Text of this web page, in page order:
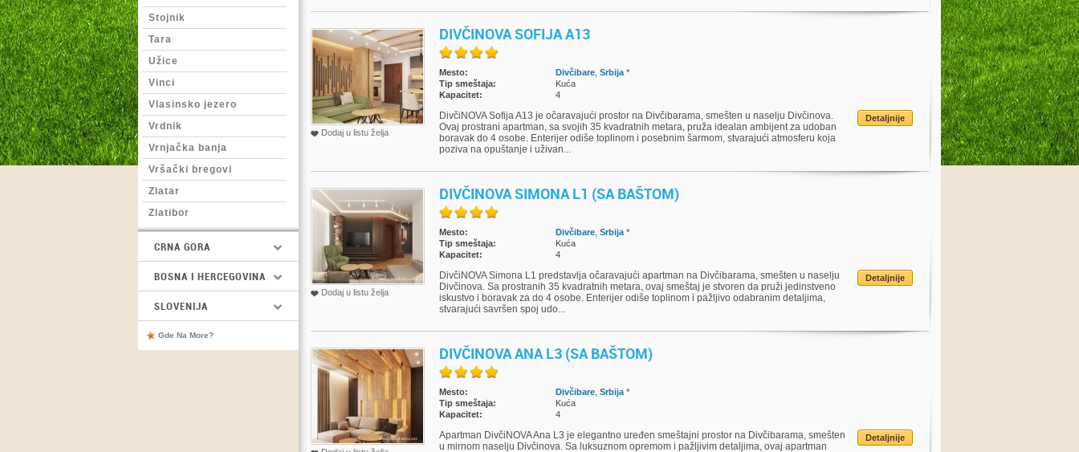
Stojnik
Tara
Užice
Vinci
Vlasinsko jezero
Vrdnik
Vrnjačka banja
Vršački bregovi
Zlatar
Zlatibor
CRNA GORA
BOSNA I HERCEGOVINA
SLOVENIJA
Gde Na More?
Dodaj u listu želja
DIVČINOVA SOFIJA A13
Mesto: Divčibare Srbija *
Tip smeštaja:
Kuća
Kapacitet:
4
DivčiNOVA Sofija A13 je očaravajući prostor na Divčibarama, smešten u naselju Divčinova.
Ovaj prostrani apartman, sa svojih 35 kvadratnih metara, pruža idealan ambijent za udoban
boravak do 4 osobe. Enterijer odiše toplinom i posebnim šarmom, stvarajući atmosferu koja
poziva na opuštanje i uživan...
Detaljnije
Dodaj u listu želja
DIVČINOVA SIMONA L1 (SA BAŠTOM)
Mesto: Divčibare Srbija *
Tip smeštaja:
Kuća
Kapacitet:
4
DivčiNOVA Simona L1 predstavlja očaravajući apartman na Divčibarama, smešten u naselju
Divčinova. Sa prostranih 35 kvadratnih metara, ovaj smeštaj je stvoren da pruži jedinstveno
iskustvo i boravak za do 4 osobe. Enterijer odiše toplinom i pažljivo odabranim detaljima,
stvarajući savršen spoj udo...
Detaljnije
DIVČINOVA ANA L3 (SA BAŠTOM)
Mesto: Divčibare Srbija *
Tip smeštaja:
Kuća
Kapacitet:
4
Apartman DivčiNOVA Ana L3 je elegantno uređen smeštajni prostor na Divčibarama, smešten
u mirnom naselju Divčinova. Sa luksuznom opremom i pažljivim detaljima, ovaj apartman
Detaljnije